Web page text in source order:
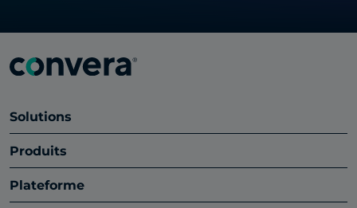
Solutions
Produits
Plateforme